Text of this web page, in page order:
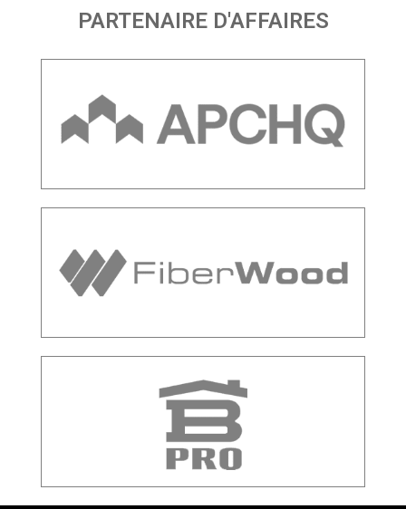
PARTENAIRE D'AFFAIRES